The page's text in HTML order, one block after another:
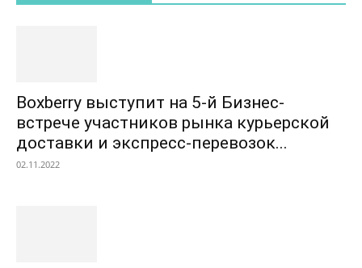
Boxberry выступит на 5-й Бизнес-
встрече участников рынка курьерской
доставки и экспресс-перевозок...
02.11.2022